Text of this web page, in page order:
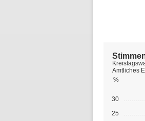
25
30
%
Amtliches